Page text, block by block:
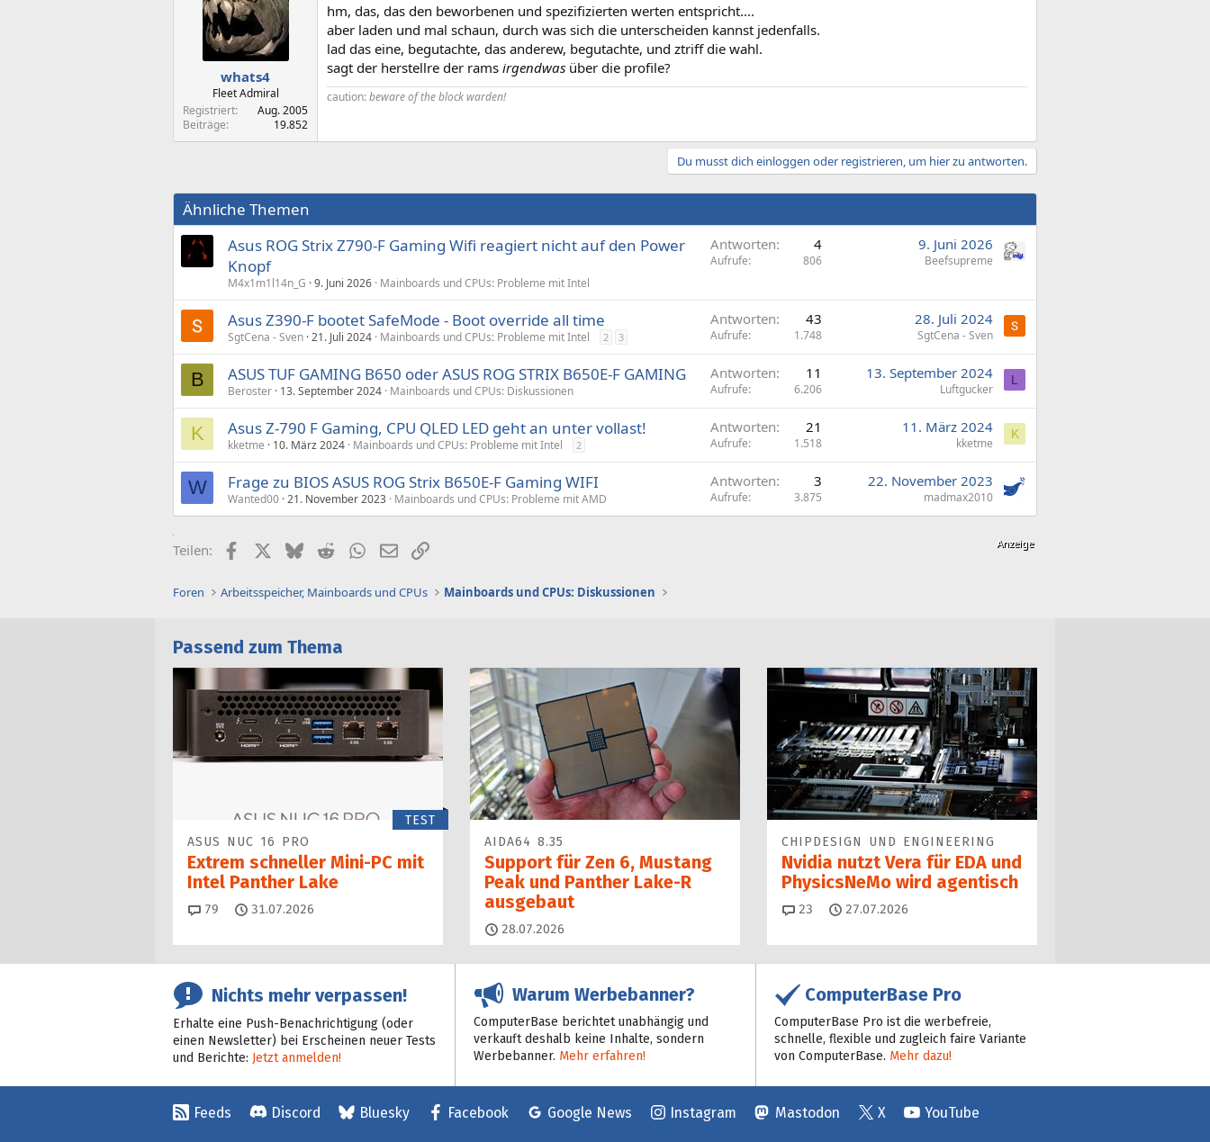
whats4
Fleet Admiral
Registriert
Aug. 2005
Beiträge
19.852
hm, das, das den beworbenen und spezifizierten werten entspricht....
aber laden und mal schaun, durch was sich die unterscheiden kannst jedenfalls.
lad das eine, begutachte, das anderew, begutachte, und ztriff die wahl.
sagt der herstellre der rams irgendwas über die profile?
caution:beware of the block warden!
Du musst dich einloggen oder registrieren, um hier zu antworten.
Ähnliche Themen
Asus ROG Strix Z790-F Gaming Wifi reagiert nicht auf den Power
Knopf
M4x1m1l14n_G 9. Juni 2026 Mainboards und CPUs: Probleme mit Intel
Antworten 4
Aufrufe 806
9. Juni 2026
Beefsupreme
Asus Z390-F bootet SafeMode - Boot override all time
SgtCena - Sven 21. Juli 2024 Mainboards und CPUs: Probleme mit Intel 2 3
Antworten 43
Aufrufe 1.748
28. Juli 2024
SgtCena - Sven
B ASUS TUF GAMING B650 oder ASUS ROG STRIX B650E-F GAMING
Beroster 13. September 2024 Mainboards und CPUs: Diskussionen
Antworten 11
Aufrufe 6.206
13. September 2024
Luftgucker
L
K Asus Z-790 F Gaming, CPU QLED LED geht an unter vollast!
kketme 10. März 2024 Mainboards und CPUs: Probleme mit Intel 2
Antworten 21
Aufrufe 1.518
11. März 2024
kketme
K
W Frage zu BIOS ASUS ROG Strix B650E-F Gaming WIFI
Wanted00 21. November 2023 Mainboards und CPUs: Probleme mit AMD
Antworten 3
Aufrufe 3.875
22. November 2023
madmax2010
Teilen: FacebookX (Twitter)
BlueskyRedditWhatsApp
E-MailLink
Foren Arbeitsspeicher, Mainboards und CPUs Mainboards und CPUs: Diskussionen
Passend zum Thema
TEST
ASUS NUC 16 PRO
Extrem schneller Mini-PC mit
Intel Panther Lake
79 Kommentare
31.07.2026
AIDA64 8.35
Support für Zen 6, Mustang
Peak und Panther Lake-R
ausgebaut
28.07.2026
CHIPDESIGN UND ENGINEERING
Nvidia nutzt Vera für EDA und
PhysicsNeMo wird agentisch
23 Kommentare
27.07.2026
Nichts mehr verpassen!
Erhalte eine Push-Benachrichtigung (oder
einen Newsletter) bei Erscheinen neuer Tests
und Berichte: Jetzt anmelden!
Warum Werbebanner?
ComputerBase berichtet unabhängig und
verkauft deshalb keine Inhalte, sondern
Werbebanner. Mehr erfahren!
ComputerBase Pro
ComputerBase Pro ist die werbefreie,
schnelle, flexible und zugleich faire Variante
von ComputerBase. Mehr dazu!
Feeds Discord Bluesky Facebook Google News Instagram Mastodon X YouTube